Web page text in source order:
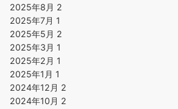
2025年8月 2
2025年7月 1
2025年5月 2
2025年3月 1
2025年2月 1
2025年1月 1
2024年12月 2
2024年10月 2